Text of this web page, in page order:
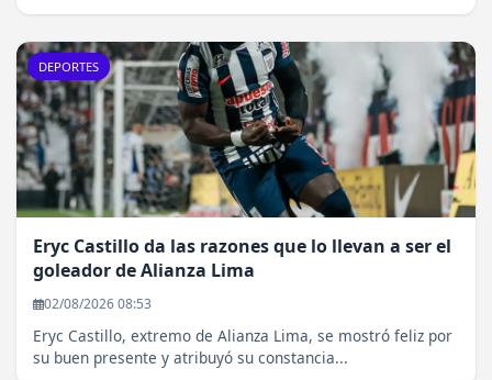
DEPORTES
Eryc Castillo da las razones que lo llevan a ser el
goleador de Alianza Lima
02/08/2026 08:53
Eryc Castillo, extremo de Alianza Lima, se mostró feliz por
su buen presente y atribuyó su constancia...